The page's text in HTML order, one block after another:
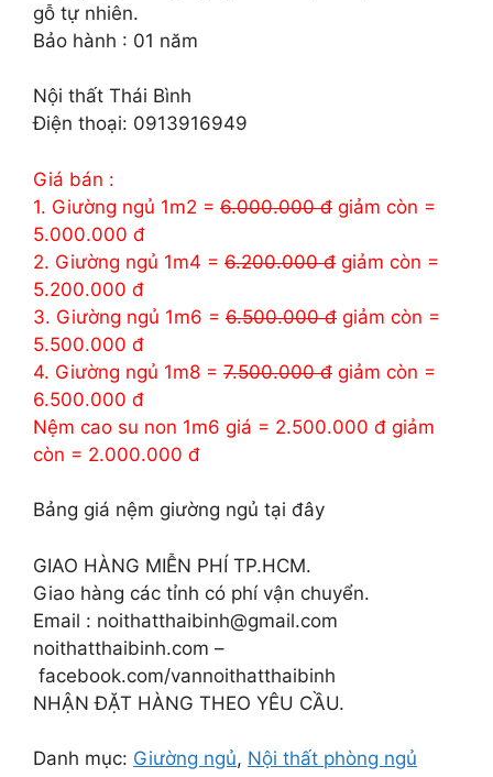
gỗ tự nhiên.
Bảo hành : 01 năm
Nội thất Thái Bình
Điện thoại: 0913916949
Giá bán :
1. Giường ngủ 1m2 = 6.000.000 đ giảm còn =
5.000.000 đ
2. Giường ngủ 1m4 = 6.200.000 đ giảm còn =
5.200.000 đ
3. Giường ngủ 1m6 = 6.500.000 đ giảm còn =
5.500.000 đ
4. Giường ngủ 1m8 = 7.500.000 đ giảm còn =
6.500.000 đ
Nệm cao su non 1m6 giá = 2.500.000 đ giảm
còn = 2.000.000 đ
Bảng giá nệm giường ngủ tại đây
GIAO HÀNG MIỄN PHÍ TP.HCM.
Giao hàng các tỉnh có phí vận chuyển.
Email : noithatthaibinh@gmail.com
noithatthaibinh.com –
facebook.com/vannoithatthaibinh
NHẬN ĐẶT HÀNG THEO YÊU CẦU.
Danh mục: Giường ngủ, Nội thất phòng ngủ